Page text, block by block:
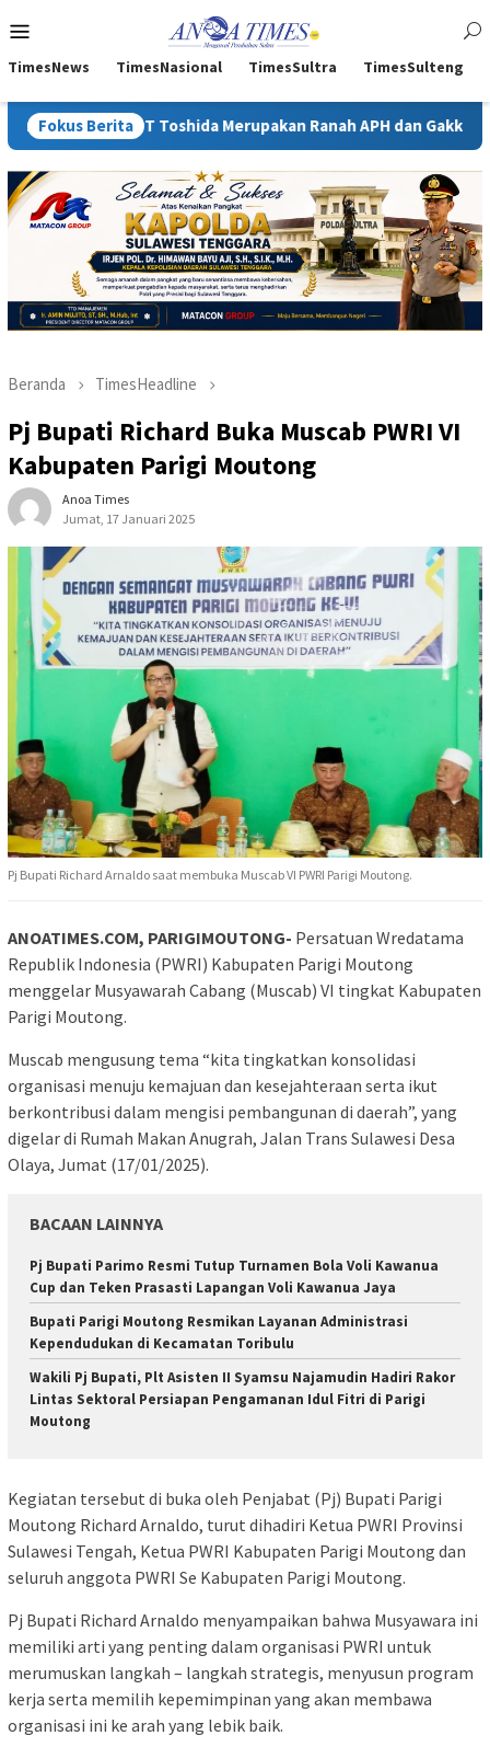
ke
Mobile
TimesNews TimesNasional TimesSultra TimesSulteng
Fokus Berita
Merupakan Ranah APH dan Gakkum ESDM Kejati
Beranda TimesHeadline
Pj Bupati Richard Buka Muscab PWRI VI
Kabupaten Parigi Moutong
Anoa Times
Jumat, 17 Januari 2025
Pj Bupati Richard Arnaldo saat membuka Muscab VI PWRI Parigi Moutong.
ANOATIMES.COM, PARIGIMOUTONG- Persatuan Wredatama
Republik Indonesia (PWRI) Kabupaten Parigi Moutong
menggelar Musyawarah Cabang (Muscab) VI tingkat Kabupaten
Parigi Moutong.
Muscab mengusung tema “kita tingkatkan konsolidasi
organisasi menuju kemajuan dan kesejahteraan serta ikut
berkontribusi dalam mengisi pembangunan di daerah”, yang
digelar di Rumah Makan Anugrah, Jalan Trans Sulawesi Desa
Olaya, Jumat (17/01/2025).
BACAAN LAINNYA
Pj Bupati Parimo Resmi Tutup Turnamen Bola Voli Kawanua
Cup dan Teken Prasasti Lapangan Voli Kawanua Jaya
Bupati Parigi Moutong Resmikan Layanan Administrasi
Kependudukan di Kecamatan Toribulu
Wakili Pj Bupati, Plt Asisten II Syamsu Najamudin Hadiri Rakor
Lintas Sektoral Persiapan Pengamanan Idul Fitri di Parigi
Moutong
Kegiatan tersebut di buka oleh Penjabat (Pj) Bupati Parigi
Moutong Richard Arnaldo, turut dihadiri Ketua PWRI Provinsi
Sulawesi Tengah, Ketua PWRI Kabupaten Parigi Moutong dan
seluruh anggota PWRI Se Kabupaten Parigi Moutong.
Pj Bupati Richard Arnaldo menyampaikan bahwa Musyawara ini
memiliki arti yang penting dalam organisasi PWRI untuk
merumuskan langkah – langkah strategis, menyusun program
kerja serta memilih kepemimpinan yang akan membawa
organisasi ini ke arah yang lebik baik.